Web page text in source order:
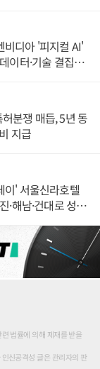
비디아 '피지컬 AI'
이터·기술 결집
분쟁 매듭, 5년 동
지급
이' 서울신라호텔
·해남·건대로 성
법률에 의해 제재를 받을
신공격성 글은 관리자의 판